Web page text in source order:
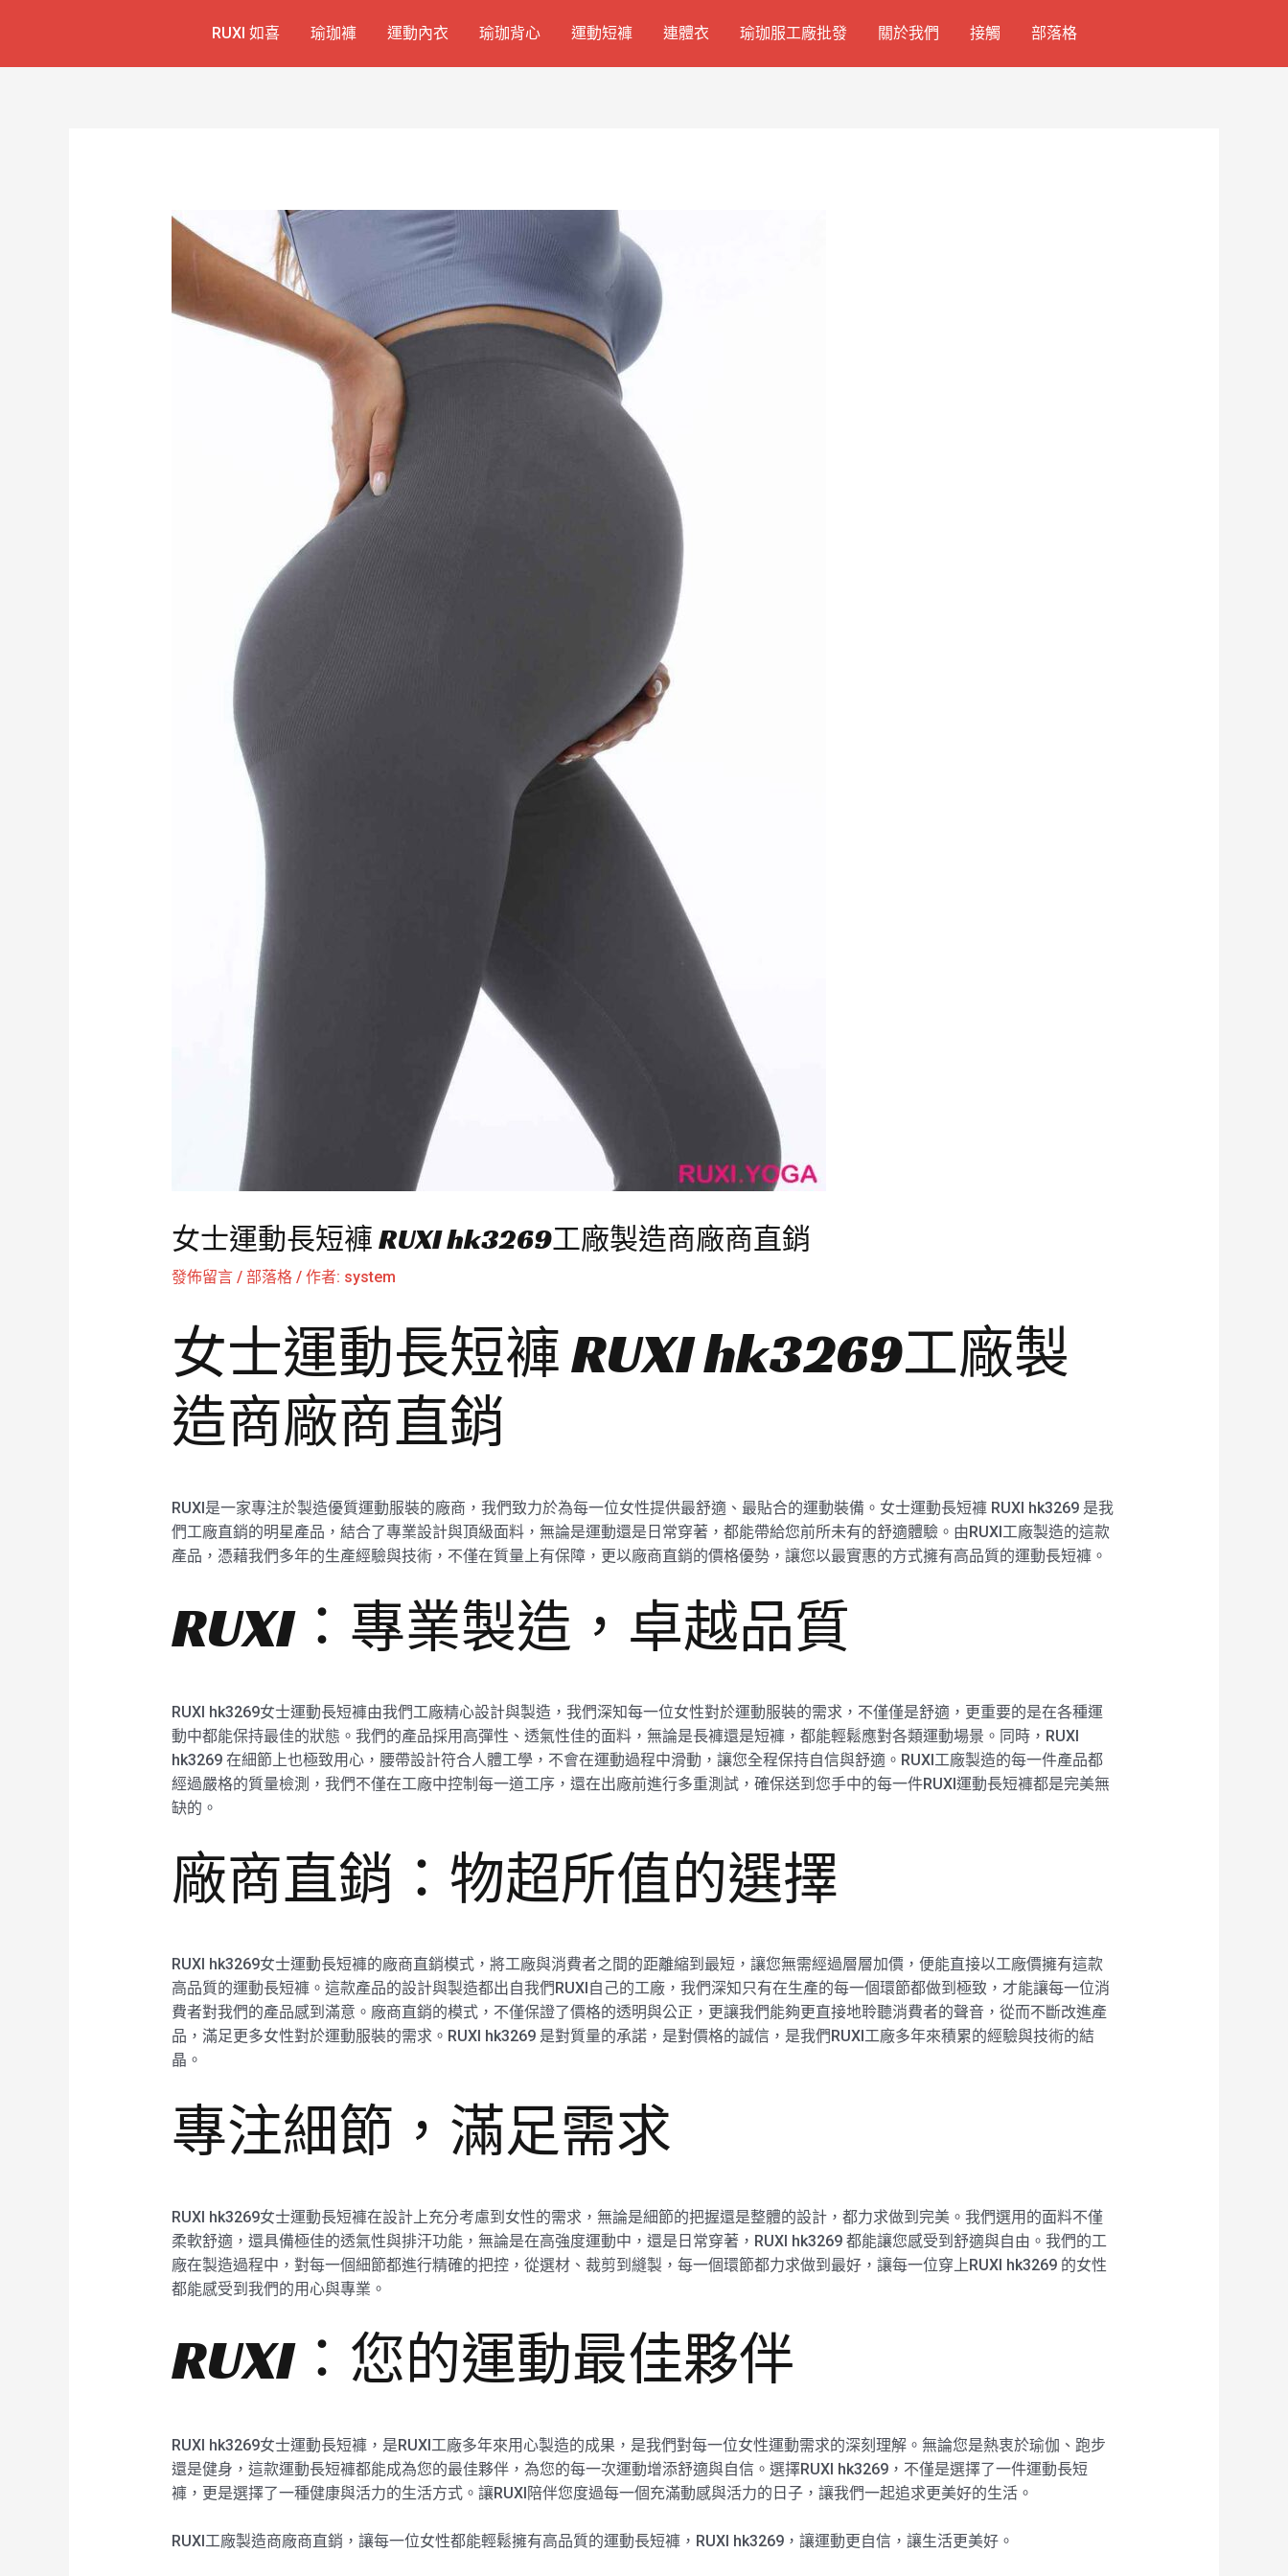
RUXI 如喜 瑜珈褲 運動內衣 瑜珈背心 運動短褲 連體衣 瑜珈服工廠批發 關於我們 接觸 部落格
女士運動長短褲 RUXI hk3269工廠製造商廠商直銷
發佈留言 / 部落格/ 作者: system
女士運動長短褲 RUXI hk3269工廠製
造商廠商直銷
RUXI是一家專注於製造優質運動服裝的廠商，我們致力於為每一位女性提供最舒適、最貼合的運動裝備。女士運動長短褲 RUXI hk3269 是我
們工廠直銷的明星產品，結合了專業設計與頂級面料，無論是運動還是日常穿著，都能帶給您前所未有的舒適體驗。由RUXI工廠製造的這款
產品，憑藉我們多年的生產經驗與技術，不僅在質量上有保障，更以廠商直銷的價格優勢，讓您以最實惠的方式擁有高品質的運動長短褲。
RUXI：專業製造，卓越品質
RUXI hk3269女士運動長短褲由我們工廠精心設計與製造，我們深知每一位女性對於運動服裝的需求，不僅僅是舒適，更重要的是在各種運
動中都能保持最佳的狀態。我們的產品採用高彈性、透氣性佳的面料，無論是長褲還是短褲，都能輕鬆應對各類運動場景。同時，RUXI
hk3269 在細節上也極致用心，腰帶設計符合人體工學，不會在運動過程中滑動，讓您全程保持自信與舒適。RUXI工廠製造的每一件產品都
經過嚴格的質量檢測，我們不僅在工廠中控制每一道工序，還在出廠前進行多重測試，確保送到您手中的每一件RUXI運動長短褲都是完美無
缺的。
廠商直銷：物超所值的選擇
RUXI hk3269女士運動長短褲的廠商直銷模式，將工廠與消費者之間的距離縮到最短，讓您無需經過層層加價，便能直接以工廠價擁有這款
高品質的運動長短褲。這款產品的設計與製造都出自我們RUXI自己的工廠，我們深知只有在生產的每一個環節都做到極致，才能讓每一位消
費者對我們的產品感到滿意。廠商直銷的模式，不僅保證了價格的透明與公正，更讓我們能夠更直接地聆聽消費者的聲音，從而不斷改進產
品，滿足更多女性對於運動服裝的需求。RUXI hk3269 是對質量的承諾，是對價格的誠信，是我們RUXI工廠多年來積累的經驗與技術的結
晶。
專注細節，滿足需求
RUXI hk3269女士運動長短褲在設計上充分考慮到女性的需求，無論是細節的把握還是整體的設計，都力求做到完美。我們選用的面料不僅
柔軟舒適，還具備極佳的透氣性與排汗功能，無論是在高強度運動中，還是日常穿著，RUXI hk3269 都能讓您感受到舒適與自由。我們的工
廠在製造過程中，對每一個細節都進行精確的把控，從選材、裁剪到縫製，每一個環節都力求做到最好，讓每一位穿上RUXI hk3269 的女性
都能感受到我們的用心與專業。
RUXI：您的運動最佳夥伴
RUXI hk3269女士運動長短褲，是RUXI工廠多年來用心製造的成果，是我們對每一位女性運動需求的深刻理解。無論您是熱衷於瑜伽、跑步
還是健身，這款運動長短褲都能成為您的最佳夥伴，為您的每一次運動增添舒適與自信。選擇RUXI hk3269，不僅是選擇了一件運動長短
褲，更是選擇了一種健康與活力的生活方式。讓RUXI陪伴您度過每一個充滿動感與活力的日子，讓我們一起追求更美好的生活。
RUXI工廠製造商廠商直銷，讓每一位女性都能輕鬆擁有高品質的運動長短褲，RUXI hk3269，讓運動更自信，讓生活更美好。